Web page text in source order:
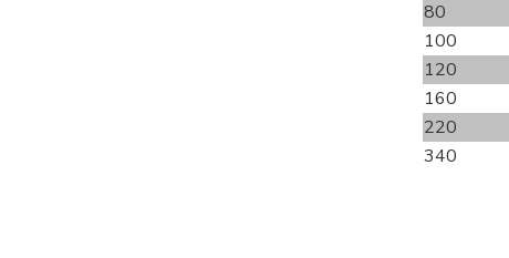
80
100
120
160
220
340